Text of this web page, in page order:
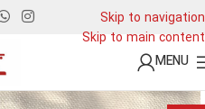
Skip to navigation
Skip to main content
MENU